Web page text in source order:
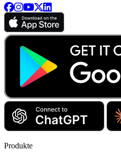
Produkte